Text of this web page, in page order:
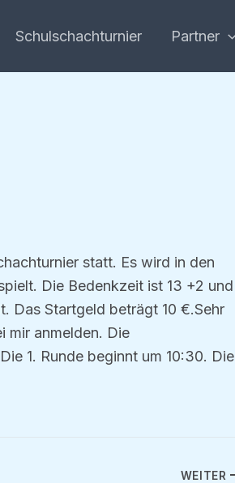
Schulschachturnier Partner
statt. Es wird in den
Die Bedenkzeit ist 13 +2 und
Das Startgeld beträgt 10 €.Sehr
mir anmelden. Die
1. Runde beginnt um 10:30. Die
WEITER